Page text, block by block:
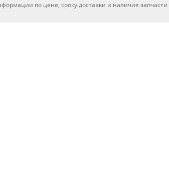
по цене, сроку доставки и наличия запчасти